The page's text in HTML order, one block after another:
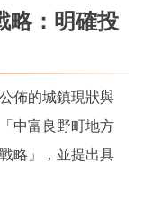
略：明確投
佈的城鎮現狀與
中富良野町地方
略」，並提出具